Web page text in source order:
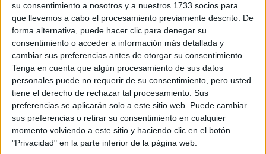
su consentimiento a nosotros y a nuestros 1733 socios para
que llevemos a cabo el procesamiento previamente descrito. De
forma alternativa, puede hacer clic para denegar su
consentimiento o acceder a información más detallada y
cambiar sus preferencias antes de otorgar su consentimiento.
Tenga en cuenta que algún procesamiento de sus datos
personales puede no requerir de su consentimiento, pero usted
tiene el derecho de rechazar tal procesamiento. Sus
preferencias se aplicarán solo a este sitio web. Puede cambiar
sus preferencias o retirar su consentimiento en cualquier
momento volviendo a este sitio y haciendo clic en el botón
"Privacidad" en la parte inferior de la página web.
Créditos ECTS:
60
Idiomas en los
que se imparte:
Castellano
Centro:
Universidad Católica de
Valencia San Vicente Mártir
Tipo de centro:
Universidad Privada
Lugar donde se
imparte:
Sede